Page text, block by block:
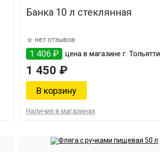
Банка 10 л стеклянная
нет отзывов
1 406 ₽ цена в магазине г. Тольятти
1 450 ₽
Наличие в магазинах